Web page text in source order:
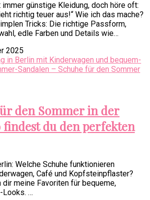
günstige Kleidung, doch höre oft:
richtig teuer aus!“ Wie ich das mache?
Tricks: Die richtige Passform,
edle Farben und Details wie…
2025
den Sommer in der
findest du den perfekten
Welche Schuhe funktionieren
Café und Kopfsteinpflaster?
meine Favoriten für bequeme,
Looks. …